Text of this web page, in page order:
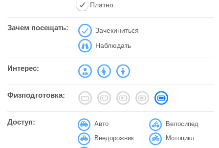
Платно
Зачем посещать:
Зачекиниться
Наблюдать
Интерес:
Физподготовка:
Доступ: Авто
Велосипед
Внедорожник
Мотоцикл